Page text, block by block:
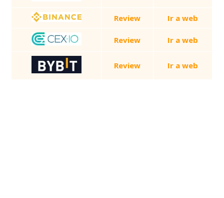
Review Ir a web
Review Ir a web
Review Ir a web